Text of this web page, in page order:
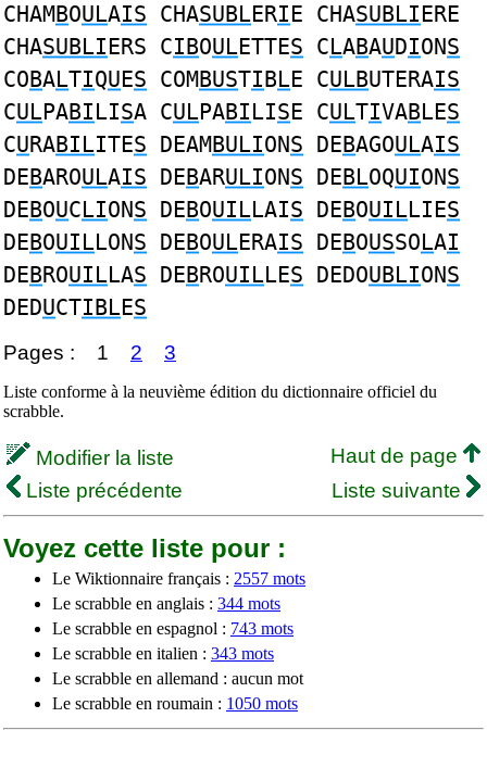
CHAMBOULAIS CHASUBLERIE CHASUBLIERE
CHASUBLIERS CIBOULETTES CLABAUDIONS
COBALTIQUES COMBUSTIBLE CULBUTERAIS
CULPABILISA CULPABILISE CULTIVABLES
CURABILITES DEAMBULIONS DEBAGOULAIS
DEBAROULAIS DEBARULIONS DEBLOQUIONS
DEBOUCLIONS DEBOUILLAIS DEBOUILLIES
DEBOUILLONS DEBOULERAIS DEBOUSSOLAI
DEBROUILLAS DEBROUILLES DEDOUBLIONS
DEDUCTIBLES
Pages : 1 2 3
Liste conforme à la neuvième édition du dictionnaire officiel du
scrabble.
Modifier la liste
Haut de page
Liste précédente
Liste suivante
Voyez cette liste pour :
Le Wiktionnaire français : 2557 mots
Le scrabble en anglais : 344 mots
Le scrabble en espagnol : 743 mots
Le scrabble en italien : 343 mots
Le scrabble en allemand : aucun mot
Le scrabble en roumain : 1050 mots